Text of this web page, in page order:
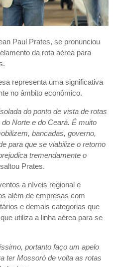
Paul Prates, se pronunciou
da rota aérea para
representa uma significativa
no âmbito econômico.
do ponto de vista de rotas
Norte e do Ceará. É muito
bancadas, governo,
para que se viabilize o retorno
tremendamente o
Prates.
a níveis regional e
além de empresas com
e demais categorias que
utiliza a linha aérea para se
portanto faço um apelo
ter Mossoró de volta as rotas